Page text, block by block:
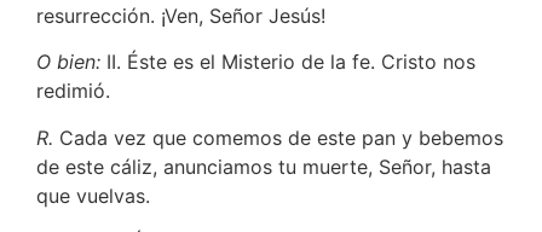
resurrección. ¡Ven, Señor Jesús!
O bien: II. Éste es el Misterio de la fe. Cristo nos
redimió.
R. Cada vez que comemos de este pan y bebemos
de este cáliz, anunciamos tu muerte, Señor, hasta
que vuelvas.